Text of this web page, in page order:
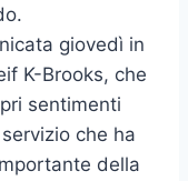
giovedì in
K-Brooks, che
sentimenti
che ha
della